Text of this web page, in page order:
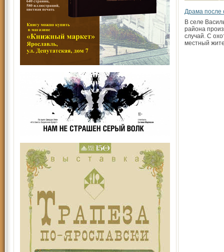
Драма после
В селе
района
случай. С
местный